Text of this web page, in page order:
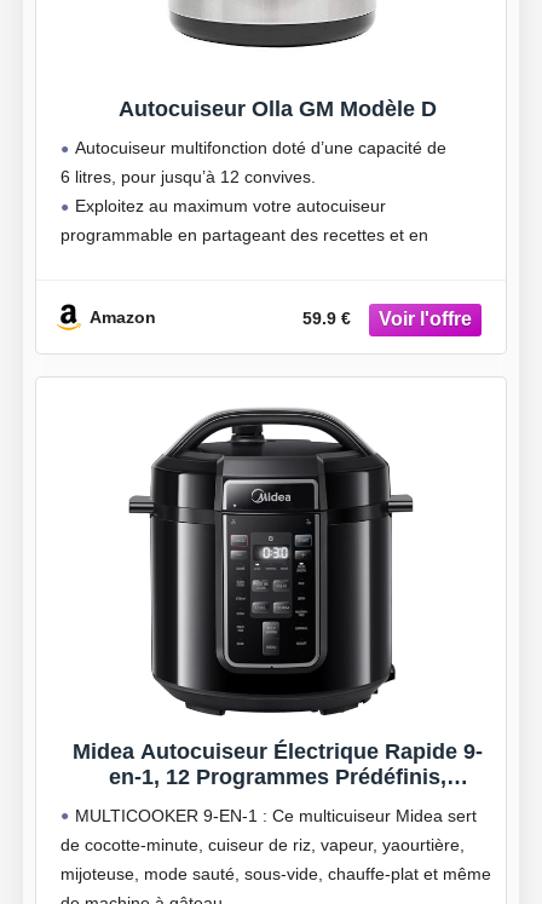
Autocuiseur Olla GM Modèle D
Autocuiseur multifonction doté d’une capacité de
6 litres, pour jusqu’à 12 convives.
Exploitez au maximum votre autocuiseur
programmable en partageant des recettes et en
Programmable jusqu’à 24 heures. Avec 9 menus qui
se transforment en
Amazon 59.9 €
Midea Autocuiseur Électrique Rapide 9-
en-1, 12 Programmes Prédéfinis,
Antiadhésif, Yaourtière, Cuiseur de Riz,
Cuisson Lente, Sauté, Vapeur, 6L, Noir
MULTICOOKER 9-EN-1 : Ce multicuiseur Midea sert
de cocotte-minute, cuiseur de riz, vapeur, yaourtière,
mijoteuse, mode sauté, sous-vide, chauffe-plat et même